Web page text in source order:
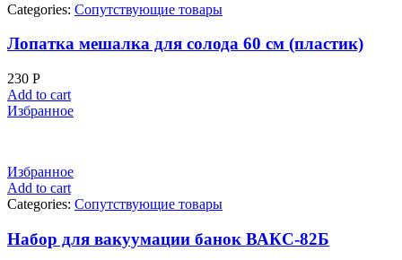
Categories: Сопутствующие товары
Лопатка мешалка для солода 60 см (пластик)
230 Р
Add to cart
Избранное
Избранное
Add to cart
Categories: Сопутствующие товары
Набор для вакуумации банок ВАКС-82Б